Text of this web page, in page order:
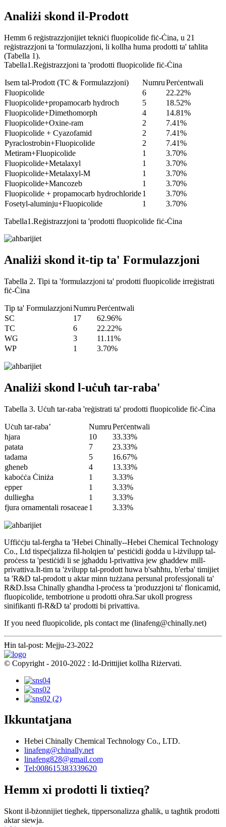
Analiżi skond il-Prodott
Hemm 6 reġistrazzjonijiet tekniċi fluopicolide fiċ-Ċina, u 21
reġistrazzjoni ta 'formulazzjoni, li kollha huma prodotti ta' taħlita
(Tabella 1).
Tabella1.Reġistrazzjoni ta 'prodotti fluopicolide fiċ-Ċina
Isem tal-Prodott (TC & Formulazzjoni) NumruPerċentwali
Fluopicolide
6
22.22%
Fluopicolide+propamocarb hydroch
5
18.52%
Fluopicolide+Dimethomorph
4
14.81%
Fluopicolide+Oxine-ram
2
7.41%
Fluopicolide + Cyazofamid
2
7.41%
Pyraclostrobin+Fluopicolide
2
7.41%
Metiram+Fluopicolide
1
3.70%
Fluopicolide+Metalaxyl
1
3.70%
Fluopicolide+Metalaxyl-M
1
3.70%
Fluopicolide+Mancozeb
1
3.70%
Fluopicolide + propamocarb hydrochloride1
3.70%
Fosetyl-aluminju+Fluopicolide
1 3.70%
Tabella1.Reġistrazzjoni ta 'prodotti fluopicolide fiċ-Ċina
Analiżi skond it-tip ta' Formulazzjoni
Tabella 2. Tipi ta 'formulazzjoni ta' prodotti fluopicolide irreġistrati
fiċ-Ċina
Tip ta' FormulazzjoniNumruPerċentwali
SC
17
62.96%
TC
6
22.22%
WG
3
11.11%
WP
1 3.70%
Analiżi skond l-uċuħ tar-raba'
Tabella 3. Uċuħ tar-raba 'reġistrati ta' prodotti fluopicolide fiċ-Ċina
Uċuħ tar-raba’ NumruPerċentwali
ħjara
10
33.33%
patata
7
23.33%
tadama
5
16.67%
għeneb
4
13.33%
kaboċċa Ċiniża
1
3.33%
epper
1
3.33%
dulliegħa
1
3.33%
fjura ornamentali rosaceae1 3.33%
Uffiċċju tal-fergħa ta 'Hebei Chinally--Hebei Chemical Technology
Co., Ltd tispeċjalizza fil-ħolqien ta' pestiċidi ġodda u l-iżvilupp tal-
proċess ta 'pestiċidi li se jgħaddu l-privattiva jew għaddew mill-
privattiva.It-tim ta 'żvilupp tal-prodott huwa b'saħħtu, b'erba' timijiet
ta 'R&D tal-prodott u aktar minn tużżana persunal professjonali ta'
R&D.Issa Chinally għandha l-proċess ta 'produzzjoni ta' flonicamid,
fluopicolide, tembotrione u prodotti oħra.Sar ukoll progress
sinifikanti fl-R&D ta' prodotti bi privattiva.
If you need fluopicolide, pls contact me (linafeng@chinally.net)
Ħin tal-post: Mejju-23-2022
© Copyright - 2010-2022 : Id-Drittijiet kollha Riżervati.
Ikkuntatjana
Hebei Chinally Chemical Technology Co., LTD.
linafeng@chinally.net
linafeng828@gmail.com
Tel:008615383339620
Hemm xi prodotti li tixtieq?
Skont il-bżonnijiet tiegħek, tippersonalizza għalik, u tagħtik prodotti
aktar siewja.